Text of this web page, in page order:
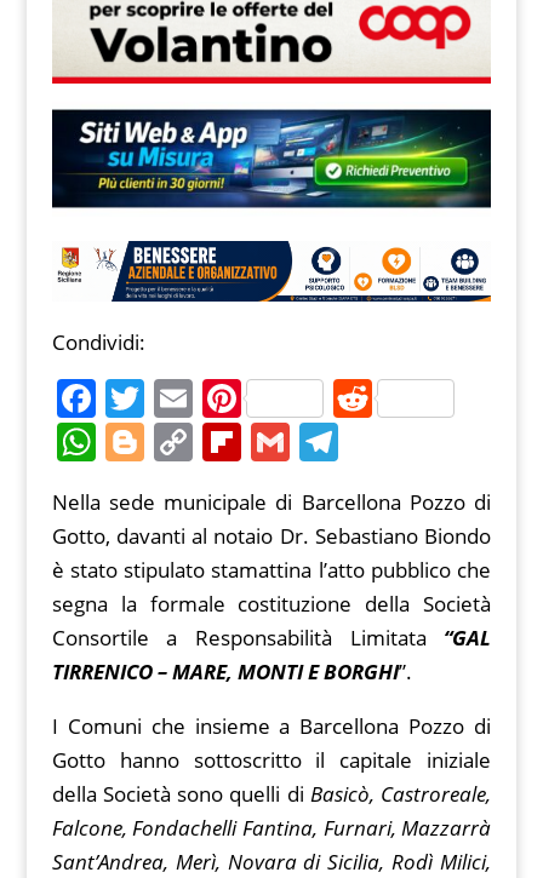
Condividi:
F
a
c
e
b
o
o
k
T
w
itt
er
E
m
ai
l
Pi
nt
er
e
st
R
di
t
W
at
s
A
p
p
Bl
g
g
er
C
o
p
y
Li
n
k
Fl
ip
b
o
ar
d
G
m
ai
l
T
el
e
gr
a
m
Nella sede municipale di Barcellona Pozzo di
Gotto, davanti al notaio Dr. Sebastiano Biondo
è stato stipulato stamattina l’atto pubblico che
segna la formale costituzione della Società
Consortile a Responsabilità Limitata “GAL
TIRRENICO – MARE, MONTI E BORGHI”.
I Comuni che insieme a Barcellona Pozzo di
Gotto hanno sottoscritto il capitale iniziale
della Società sono quelli diBasicò, Castroreale,
Falcone, Fondachelli Fantina, Furnari, Mazzarrà
Sant’Andrea, Merì, Novara di Sicilia, Rodì Milici,